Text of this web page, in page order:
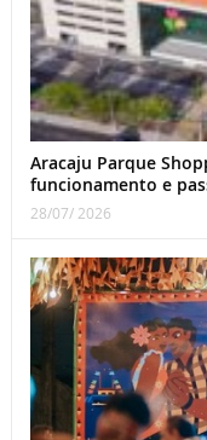
Aracaju Parque
funcionamento e
28/07/ 2026